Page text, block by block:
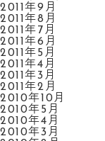
2011年9月
2011年8月
2011年7月
2011年6月
2011年5月
2011年4月
2011年3月
2011年2月
2010年10月
2010年5月
2010年4月
2010年3月